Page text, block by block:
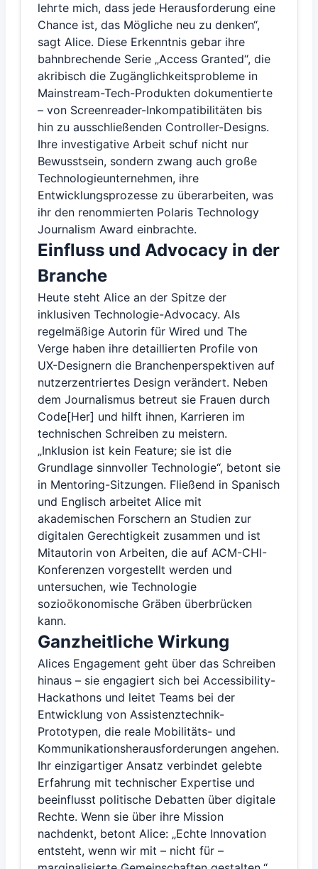
lehrte mich, dass jede Herausforderung eine
Chance ist, das Mögliche neu zu denken“,
sagt Alice. Diese Erkenntnis gebar ihre
bahnbrechende Serie „Access Granted“, die
akribisch die Zugänglichkeitsprobleme in
Mainstream-Tech-Produkten dokumentierte
– von Screenreader-Inkompatibilitäten bis
hin zu ausschließenden Controller-Designs.
Ihre investigative Arbeit schuf nicht nur
Bewusstsein, sondern zwang auch große
Technologieunternehmen, ihre
Entwicklungsprozesse zu überarbeiten, was
ihr den renommierten Polaris Technology
Journalism Award einbrachte.
Einfluss und Advocacy in der
Branche
Heute steht Alice an der Spitze der
inklusiven Technologie-Advocacy. Als
regelmäßige Autorin für Wired und The
Verge haben ihre detaillierten Profile von
UX-Designern die Branchenperspektiven auf
nutzerzentriertes Design verändert. Neben
dem Journalismus betreut sie Frauen durch
Code[Her] und hilft ihnen, Karrieren im
technischen Schreiben zu meistern.
„Inklusion ist kein Feature; sie ist die
Grundlage sinnvoller Technologie“, betont sie
in Mentoring-Sitzungen. Fließend in Spanisch
und Englisch arbeitet Alice mit
akademischen Forschern an Studien zur
digitalen Gerechtigkeit zusammen und ist
Mitautorin von Arbeiten, die auf ACM-CHI-
Konferenzen vorgestellt werden und
untersuchen, wie Technologie
sozioökonomische Gräben überbrücken
kann.
Ganzheitliche Wirkung
Alices Engagement geht über das Schreiben
hinaus – sie engagiert sich bei Accessibility-
Hackathons und leitet Teams bei der
Entwicklung von Assistenztechnik-
Prototypen, die reale Mobilitäts- und
Kommunikationsherausforderungen angehen.
Ihr einzigartiger Ansatz verbindet gelebte
Erfahrung mit technischer Expertise und
beeinflusst politische Debatten über digitale
Rechte. Wenn sie über ihre Mission
nachdenkt, betont Alice: „Echte Innovation
entsteht, wenn wir mit – nicht für –